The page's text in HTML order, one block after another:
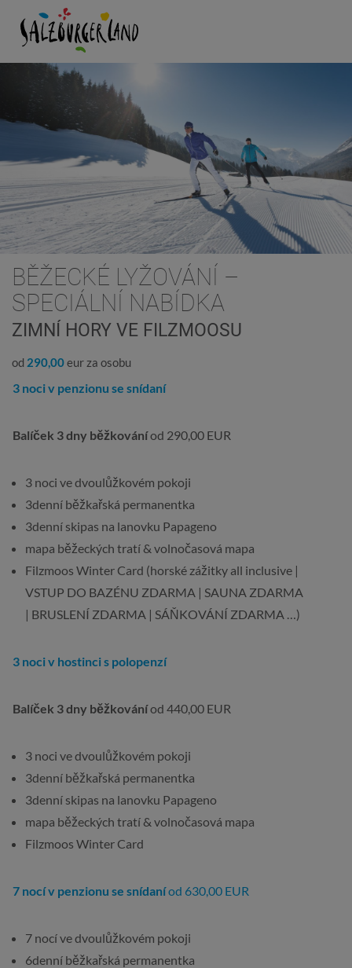
BĚŽECKÉ LYŽOVÁNÍ –
SPECIÁLNÍ NABÍDKA
ZIMNÍ HORY VE FILZMOOSU
od 290,00eur za osobu
3 noci v penzionu se snídaní
Balíček 3 dny běžkováníod 290,00 EUR
3 noci ve dvoulůžkovém pokoji
3denní běžkařská permanentka
3denní skipas na lanovku Papageno
mapa běžeckých tratí & volnočasová mapa
Filzmoos Winter Card (horské zážitky all inclusive |
VSTUP DO BAZÉNU ZDARMA | SAUNA ZDARMA
| BRUSLENÍ ZDARMA | SÁŇKOVÁNÍ ZDARMA …)
3 noci v hostinci s polopenzí
Balíček 3 dny běžkováníod 440,00 EUR
3 noci ve dvoulůžkovém pokoji
3denní běžkařská permanentka
3denní skipas na lanovku Papageno
mapa běžeckých tratí & volnočasová mapa
Filzmoos Winter Card
7 nocí v penzionu se snídaníod 630,00 EUR
7 nocí ve dvoulůžkovém pokoji
6denní běžkařská permanentka